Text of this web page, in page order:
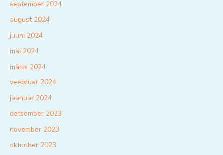
september 2024
august 2024
juuni 2024
mai 2024
märts 2024
veebruar 2024
jaanuar 2024
detsember 2023
november 2023
oktoober 2023